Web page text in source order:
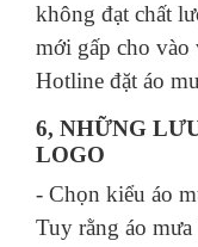
không đạt chất
mới gấp cho vào
Hotline đặt áo
6, NHỮNG
LOGO
- Chọn kiểu áo
Tuy rằng áo